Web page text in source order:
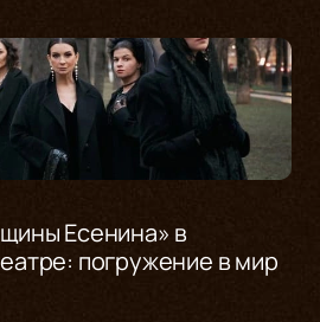
Есенина» в
погружение в мир